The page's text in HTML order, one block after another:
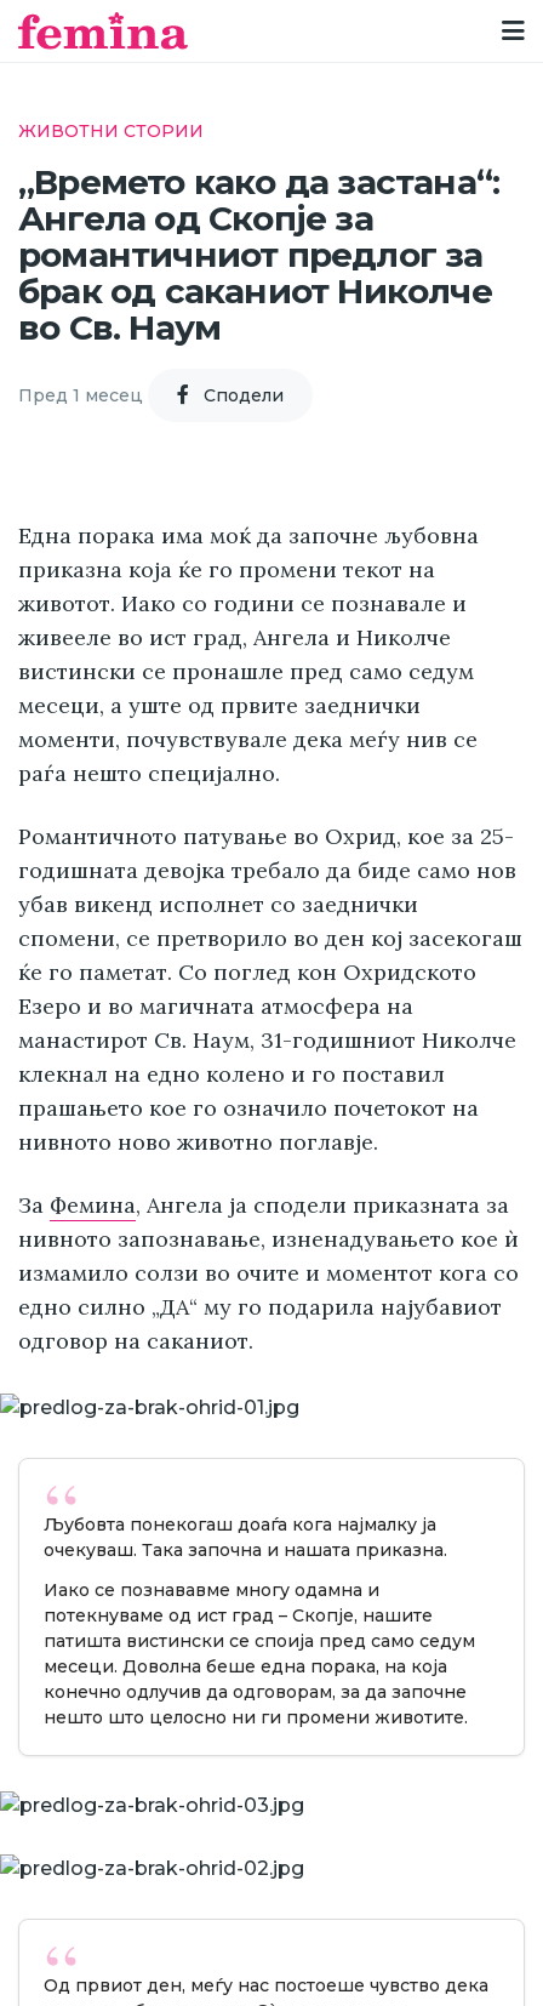
ЖИВОТНИ СТОРИИ
„Времето како да застана“:
Ангела од Скопје за
романтичниот предлог за
брак од саканиот Николче
во Св. Наум
Пред 1 месец Cподели
Една порака има моќ да започне љубовна
приказна која ќе го промени текот на
животот. Иако со години се познавале и
живееле во ист град, Ангела и Николче
вистински се пронашле пред само седум
месеци, а уште од првите заеднички
моменти, почувствувале дека меѓу нив се
раѓа нешто специјално.
Романтичното патување во Охрид, кое за 25-
годишната девојка требало да биде само нов
убав викенд исполнет со заеднички
спомени, се претворило во ден кој засекогаш
ќе го паметат. Со поглед кон Охридското
Езеро и во магичната атмосфера на
манастирот Св. Наум, 31-годишниот Николче
клекнал на едно колено и го поставил
прашањето кое го означило почетокот на
нивното ново животно поглавје.
За Фемина, Ангела ја сподели приказната за
нивното запознавање, изненадувањето кое ѝ
измамило солзи во очите и моментот кога со
едно силно „ДА“ му го подарила најубавиот
одговор на саканиот.
Љубовта понекогаш доаѓа кога најмалку ја
очекуваш. Така започна и нашата приказна.
Иако се познававме многу одамна и
потекнуваме од ист град – Скопје, нашите
патишта вистински се споија пред само седум
месеци. Доволна беше една порака, на која
конечно одлучив да одговорам, за да започне
нешто што целосно ни ги промени животите.
Од првиот ден, меѓу нас постоеше чувство дека